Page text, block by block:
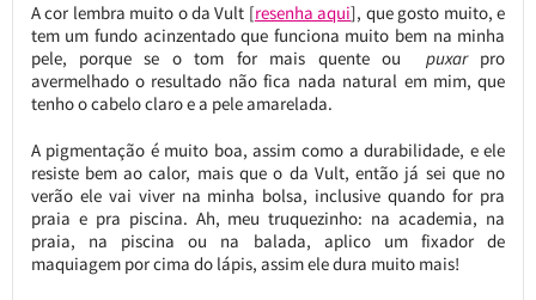
A cor lembra muito o da Vult [resenha aqui], que gosto muito, e
tem um fundo acinzentado que funciona muito bem na minha
pele, porque se o tom for mais quente ou puxarpro
avermelhado o resultado não fica nada natural em mim, que
tenho o cabelo claro e a pele amarelada.
A pigmentação é muito boa, assim como a durabilidade, e ele
resiste bem ao calor, mais que o da Vult, então já sei que no
verão ele vai viver na minha bolsa, inclusive quando for pra
praia e pra piscina. Ah, meu truquezinho: na academia, na
praia, na piscina ou na balada, aplico um fixador de
maquiagem por cima do lápis, assim ele dura muito mais!